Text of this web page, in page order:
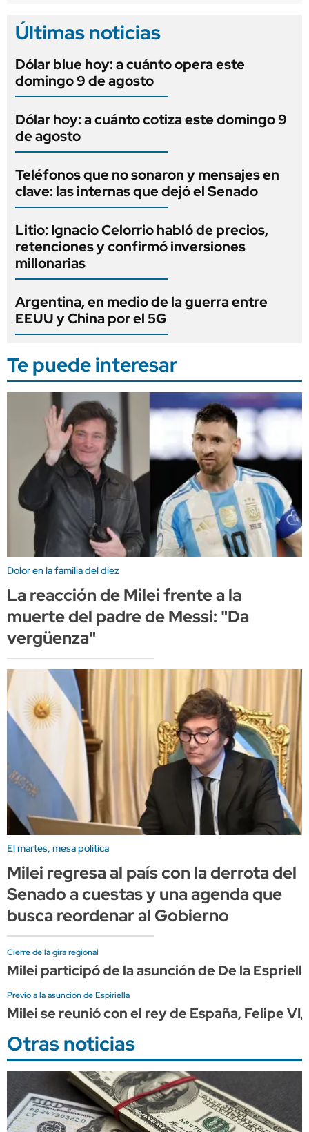
Últimas noticias
Dólar blue hoy: a cuánto opera este
domingo 9 de agosto
Dólar hoy: a cuánto cotiza este domingo 9
de agosto
Teléfonos que no sonaron y mensajes en
clave: las internas que dejó el Senado
Litio: Ignacio Celorrio habló de precios,
retenciones y confirmó inversiones
millonarias
Argentina, en medio de la guerra entre
EEUU y China por el 5G
Te puede interesar
Dolor en la familia del diez
La reacción de Milei frente a la
muerte del padre de Messi: "Da
vergüenza"
El martes, mesa política
Milei regresa al país con la derrota del
Senado a cuestas y una agenda que
busca reordenar al Gobierno
Cierre de la gira regional
Milei participó de la asunción de De la
Previo a la asunción de Espiriella
Milei se reunió con el rey de España, Felipe
Otras noticias